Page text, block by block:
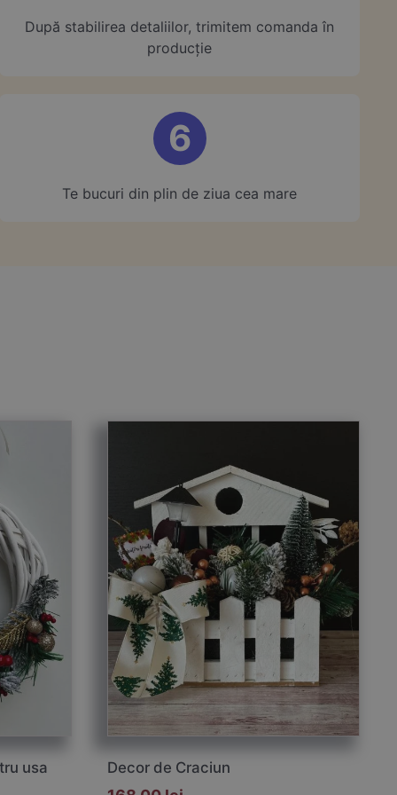
După stabilirea detaliilor, trimitem comanda în
producție
6
Te bucuri din plin de ziua cea mare
usa Decor de Craciun